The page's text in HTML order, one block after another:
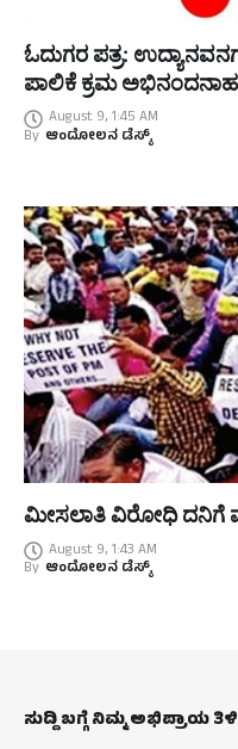
ಓದುಗರ ಪತ್ರ:
ಪಾಲಿಕೆ ಕ್ರಮ
August 9, 1:45 AM
By ಆಂದೋಲನ ಡೆಸ್ಕ್
ಮೀಸಲಾತಿ ವಿರೋಧಿ
August 9, 1:43 AM
By ಆಂದೋಲನ ಡೆಸ್ಕ್
ಸುದ್ದಿ ಬಗ್ಗೆ ನಿಮ್ಮ ಅಭಿಪ್ರಾಯ